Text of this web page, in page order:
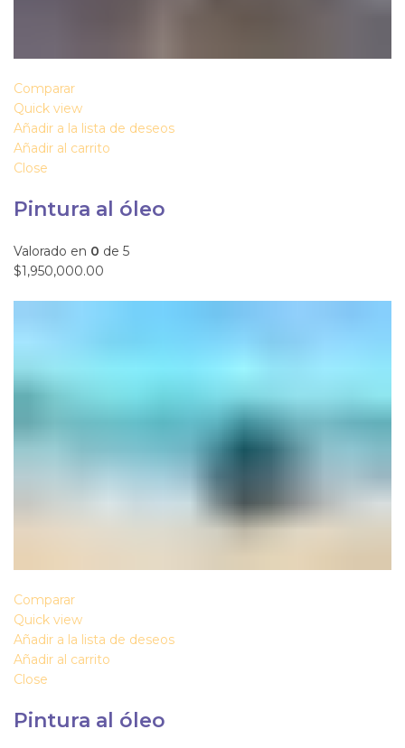
Comparar
Quick view
Añadir a la lista de deseos
Añadir al carrito
Close
Pintura al óleo
Valorado en 0 de 5
$1,950,000.00
Comparar
Quick view
Añadir a la lista de deseos
Añadir al carrito
Close
Pintura al óleo